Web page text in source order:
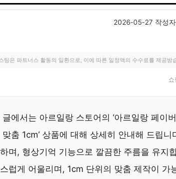
2026-05-27 작성
팅은 파트너스 활동의 일환으로, 이에 따른 일정액의 수수료를 제공받
글에서는 아르일랑 스토어의 ‘아르일랑 페이
맞춤 1cm’ 상품에 대해 상세히 안내해 드립
며, 형상기억 기능으로 깔끔한 주름을 유지
럽게 어울리며, 1cm 단위의 맞춤 제작이 가